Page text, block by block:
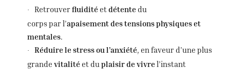
· Retrouverfluidité etdétente du
corpsparl’apaisement des tensions physiques et
mentales.
· Réduire le stress ou l’anxiété, en faveur d’une plus
grande vitalité et du plaisir de vivrel’instant